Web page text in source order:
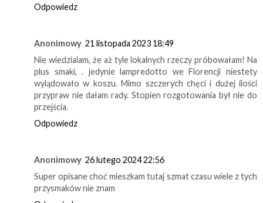
Odpowiedz
Anonimowy 21 listopada 2023 18:49
Nie wiedzialam, że aż tyle lokalnych rzeczy próbowałam! Na
plus smaki, . jedynie lampredotto we Florencji niestety
wylądowało w koszu. Mimo szczerych chęci i dużej ilości
przypraw nie dałam rady. Stopien rozgotowania był nie do
przejścia.
Odpowiedz
Anonimowy 26 lutego 2024 22:56
Super opisane choć mieszkam tutaj szmat czasu wiele z tych
przysmaków nie znam